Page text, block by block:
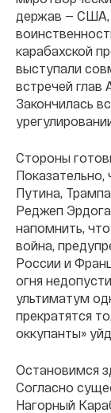
держав — США,
карабахской
выступали
встречей глав
Закончилась
Стороны
Показательно,
Путина,
Реджеп
напомнить,
война,
России и
огня
ультиматум
прекратятся
оккупанты»
Остановимся
Согласно
Нагорный